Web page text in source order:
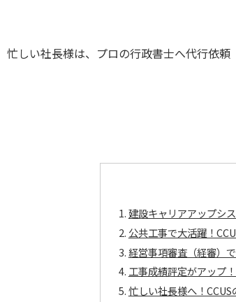
忙しい社長様は、プロの行政書士へ代行依
建設キャリアアップシ
公共工事で大活躍！
経営事項審査（経審）
工事成績評定がアップ
忙しい社長様へ！